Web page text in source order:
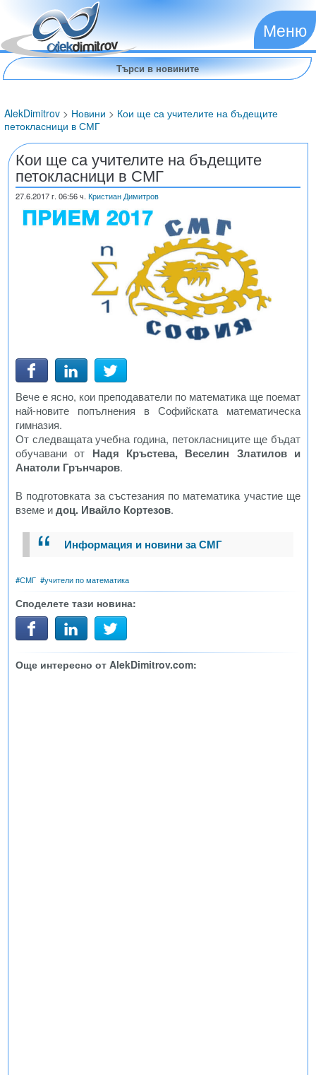
Меню
AlekDimitrov > Новини > Кои ще са учителите на бъдещите
петокласници в СМГ
Кои ще са учителите на бъдещите
петокласници в СМГ
27.6.2017г. 06:56 ч. Кристиан Димитров
Вече е ясно, кои преподаватели по математика ще поемат
най-новите попълнения в Софийската математическа
гимназия.
От следващата учебна година, петокласниците ще бъдат
обучавани от Надя Кръстева, Веселин Златилов и
Анатоли Грънчаров.
В подготовката за състезания по математика участие ще
вземе идоц. Ивайло Кортезов.
Информация и новини за СМГ
#СМГ #учители по математика
Споделете тази новина:
Още интересно от AlekDimitrov.com: